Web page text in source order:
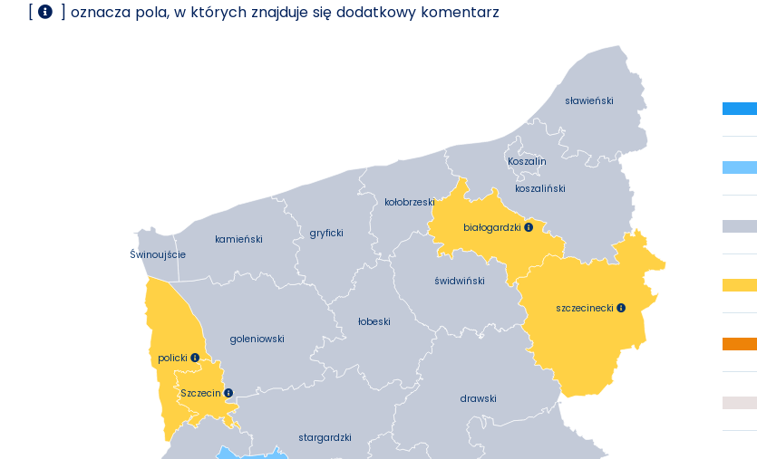
[
] oznacza pola, w których znajduje się dodatkowy komentarz
białogardzki 
drawski
goleniowski
gryficki
kamieński
kołobrzeski
koszaliński
policki 
sławieński
stargardzki
szczecinecki 
świdwiński
łobeski
Koszalin
Szczecin
Świnoujście